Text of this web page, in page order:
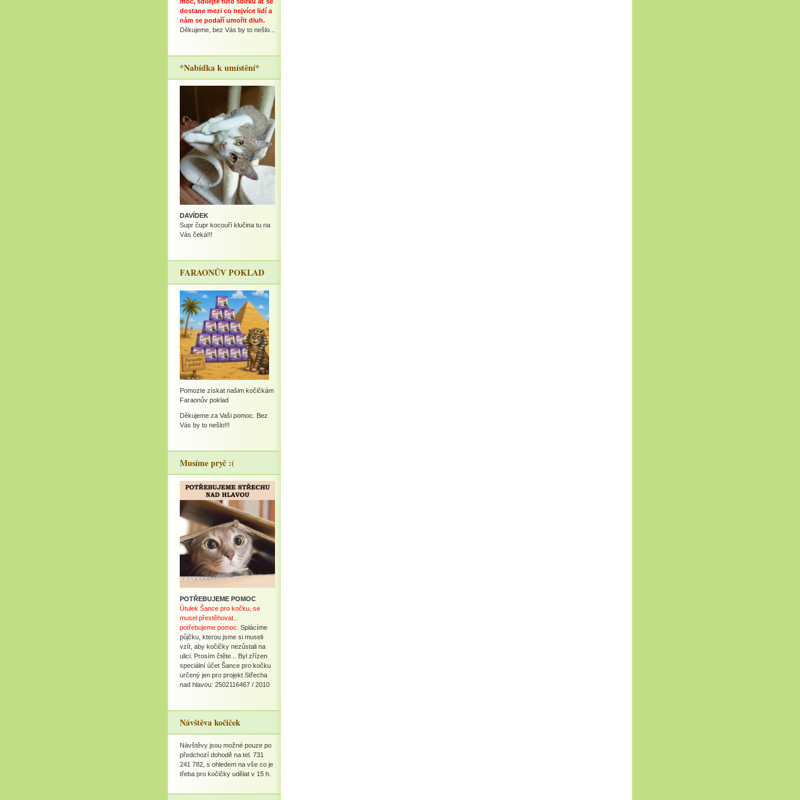
dostane mezi co nejvíce lidí a
nám se podaří umořit dluh.
Děkujeme, bez Vás by to nešlo...
*Nabídka k umístění*
DAVÍDEK
Supr čupr kocouří klučina tu na
Vás čeká!!!
FARAONŮV POKLAD
Pomozte získat našim kočičkám
Faraonův poklad
Děkujeme za Vaši pomoc. Bez
Vás by to nešlo!!!
Musíme pryč :(
POTŘEBUJEME POMOC
Útulek Šance pro kočku, se
musel přestěhovat...
potřebujeme pomoc. Splácíme
půjčku, kterou jsme si museli
vzít, aby kočičky nezůstali na
ulici. Prosím čtěte... Byl zřízen
speciální účet Šance pro kočku
určený jen pro projekt Střecha
nad hlavou: 2502116467 / 2010
Návštěva kočiček
Návštěvy jsou možné pouze po
předchozí dohodě na tel. 731
241 782, s ohledem na vše co je
třeba pro kočičky udělat v 15 h.